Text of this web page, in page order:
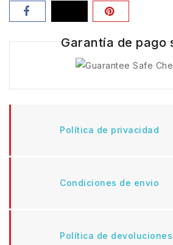
Garantía de pago
Política de privacidad
Condiciones de envio
Política de devoluciones